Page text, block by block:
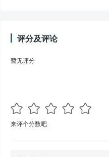
评分及评论
暂无评分
来评个分数吧